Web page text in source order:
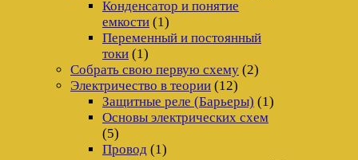
Конденсатор и понятие
емкости (1)
Переменный и постоянный
токи (1)
Собрать свою первую схему (2)
Электричество в теории (12)
Защитные реле (Барьеры) (1)
Основы электрических схем
(5)
Провод (1)